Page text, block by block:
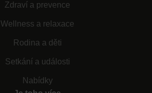
Zdraví a prevence
Wellness a relaxace
Rodina a děti
Setkání a události
Nabídky